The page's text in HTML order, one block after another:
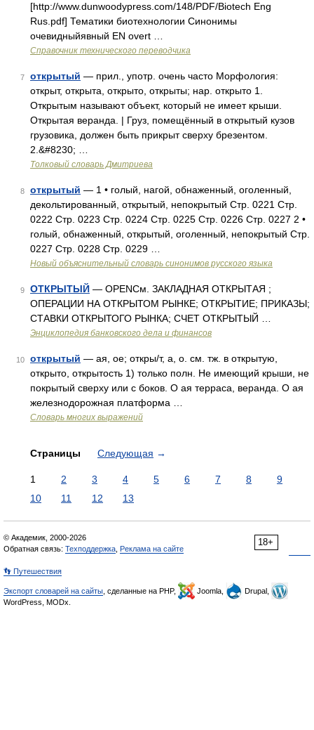
[http://www.dunwoodypress.com/148/PDF/Biotech Eng
Rus.pdf] Тематики биотехнологии Синонимы
очевидныйявный EN overt …
Справочник технического переводчика
7 открытый — прил., употр. очень часто Морфология:
открыт, открыта, открыто, открыты; нар. открыто 1.
Открытым называют объект, который не имеет крыши.
Открытая веранда. | Груз, помещённый в открытый кузов
грузовика, должен быть прикрыт сверху брезентом.
2.&#8230; …
Толковый словарь Дмитриева
8 открытый — 1 • голый, нагой, обнаженный, оголенный,
декольтированный, открытый, непокрытый Стр. 0221 Стр.
0222 Стр. 0223 Стр. 0224 Стр. 0225 Стр. 0226 Стр. 0227 2 •
голый, обнаженный, открытый, оголенный, непокрытый Стр.
0227 Стр. 0228 Стр. 0229 …
Новый объяснительный словарь синонимов русского языка
9 ОТКРЫТЫЙ — OPENСм. ЗАКЛАДНАЯ ОТКРЫТАЯ ;
ОПЕРАЦИИ НА ОТКРЫТОМ РЫНКЕ; ОТКРЫТИЕ; ПРИКАЗЫ;
СТАВКИ ОТКРЫТОГО РЫНКА; СЧЕТ ОТКРЫТЫЙ …
Энциклопедия банковского дела и финансов
10 открытый — ая, ое; откры/т, а, о. см. тж. в открытую,
открыто, открытость 1) только полн. Не имеющий крыши, не
покрытый сверху или с боков. О ая терраса, веранда. О ая
железнодорожная платформа …
Словарь многих выражений
Страницы Следующая →
1 2 3 4 5 6 7 8
9
10
11 12 13
18+
© Академик, 2000-2026
Обратная связь: Техподдержка Реклама на сайте
👣 Путешествия
Экспорт словарей на сайты , сделанные на PHP, Joomla,
Drupal,
WordPress, MODx.